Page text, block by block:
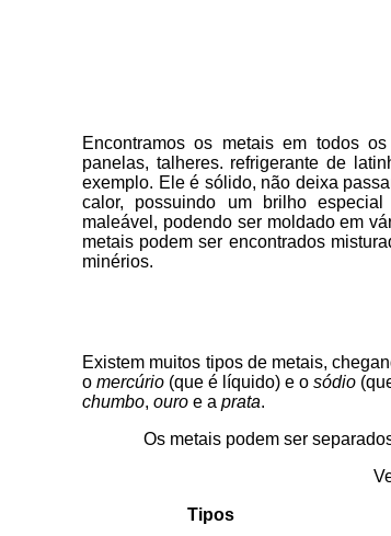
Encontramos os metais em todos
panelas, talheres. refrigerante de
exemplo. Ele é sólido, não deixa
calor, possuindo um brilho
maleável, podendo ser moldado em
metais podem ser encontrados
minérios.
Existem muitos tipos de metais,
omercúrio (que é líquido) e osódio
chumbo, ouro e a prata.
Os metais podem ser
Tipos